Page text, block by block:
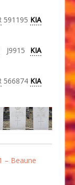
591195 KIA
J9915 KIA
566874 KIA
– Beaune